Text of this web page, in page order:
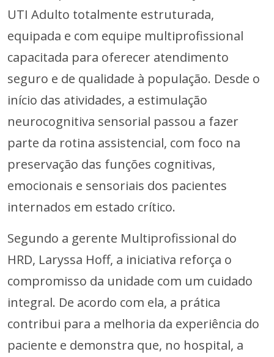
UTI Adulto totalmente estruturada,
equipada e com equipe multiprofissional
capacitada para oferecer atendimento
seguro e de qualidade à população. Desde o
início das atividades, a estimulação
neurocognitiva sensorial passou a fazer
parte da rotina assistencial, com foco na
preservação das funções cognitivas,
emocionais e sensoriais dos pacientes
internados em estado crítico.
Segundo a gerente Multiprofissional do
HRD, Laryssa Hoff, a iniciativa reforça o
compromisso da unidade com um cuidado
integral. De acordo com ela, a prática
contribui para a melhoria da experiência do
paciente e demonstra que, no hospital, a